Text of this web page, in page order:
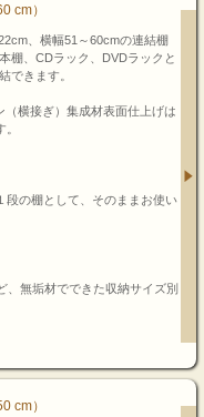
cm）
、横幅51～60cmの連結棚
棚、CDラック、DVDラックと
できます。
横接ぎ）集成材表面仕上げは
段の棚として、そのままお使い
、無垢材でできた収納サイズ別
cm）